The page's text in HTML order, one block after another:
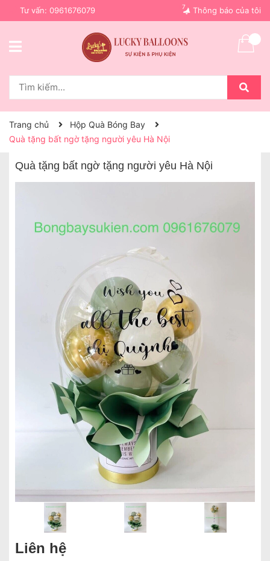
Tư vấn: 0961676079 Thông báo của tôi
7
Trang chủ
Hộp Quà Bóng Bay
Quà tặng bất ngờ tặng người yêu Hà Nội
Quà tặng bất ngờ tặng người yêu Hà Nội
Liên hệ